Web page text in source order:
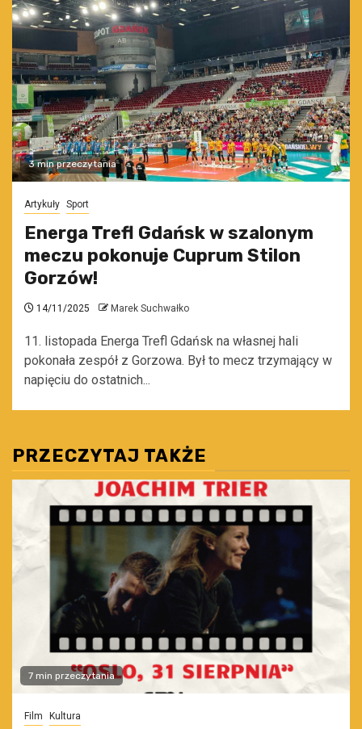
3 min przeczytania
Artykuły Sport
Energa Trefl Gdańsk w szalonym
meczu pokonuje Cuprum Stilon
Gorzów!
14/11/2025 Marek Suchwałko
11. listopada Energa Trefl Gdańsk na własnej hali
pokonała zespół z Gorzowa. Był to mecz trzymający w
napięciu do ostatnich...
PRZECZYTAJ TAKŻE
7 min przeczytania
Film Kultura